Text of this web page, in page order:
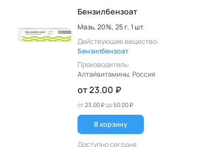
Бензилбензоат
Мазь, 20%, 25 г, 1 шт.
Действующее вещество:
Бензилбензоат
Производитель:
Алтайвитамины, Россия
от 23.00 ₽
от23.00 ₽до50.00 ₽
В корзину
Доступно сегодня